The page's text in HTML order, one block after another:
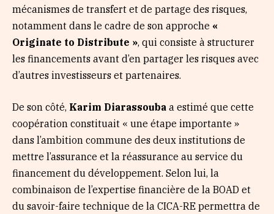
mécanismes de transfert et de partage des risques,
notamment dans le cadre de son approche «
Originate to Distribute », qui consiste à structurer
les financements avant d’en partager les risques avec
d’autres investisseurs et partenaires.
De son côté, Karim Diarassouba a estimé que cette
coopération constituait « une étape importante »
dans l’ambition commune des deux institutions de
mettre l’assurance et la réassurance au service du
financement du développement. Selon lui, la
combinaison de l’expertise financière de la BOAD et
du savoir-faire technique de la CICA-RE permettra de